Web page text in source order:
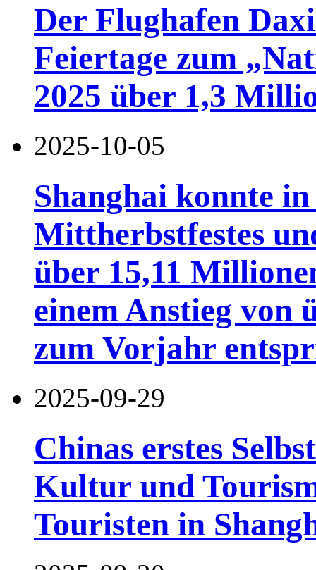
Der Flughafen
Feiertage zum
2025 über 1,3
2025-10-05
Shanghai konnte
Mittherbstfestes
über 15,11
einem Anstieg von
zum Vorjahr
2025-09-29
Chinas erstes
Kultur und
Touristen in